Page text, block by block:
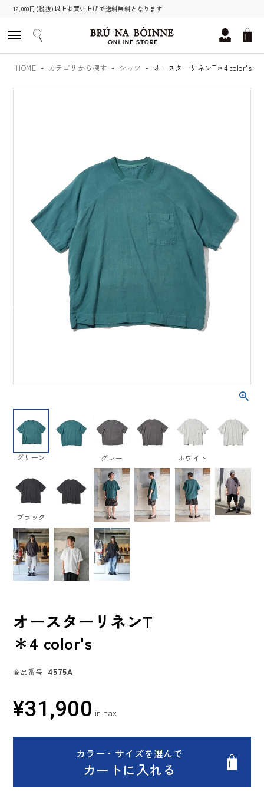
12,000円(税抜)以上お買い上げで送料無料となります
HOME カテゴリから探す シャツ オースターリネンT＊4 color's
グリーン グレー ホワイト
ブラック
オースターリネンT
＊4 color's
商品番号 4575A
¥31,900
カラー・サイズを選んで
カートに入れる